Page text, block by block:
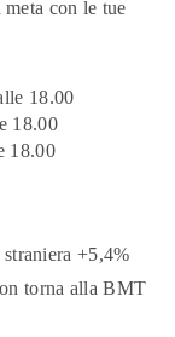
con le tue
18.00
18.00
18.00
+5,4%
torna alla BMT